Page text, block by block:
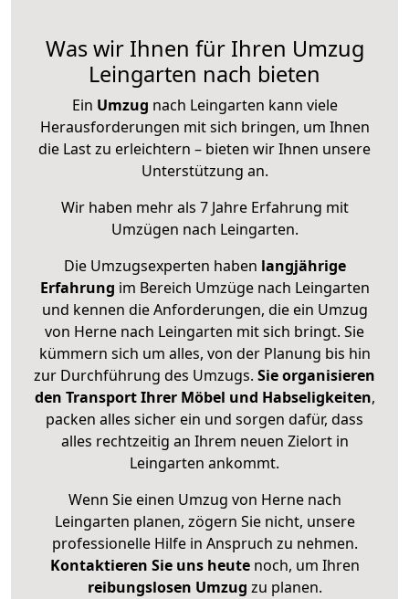
Was wir Ihnen für Ihren Umzug
Leingarten nach bieten
Ein Umzug nach Leingarten kann viele
Herausforderungen mit sich bringen, um Ihnen
die Last zu erleichtern – bieten wir Ihnen unsere
Unterstützung an.
Wir haben mehr als 7 Jahre Erfahrung mit
Umzügen nach Leingarten.
Die Umzugsexperten haben langjährige
Erfahrung im Bereich Umzüge nach Leingarten
und kennen die Anforderungen, die ein Umzug
von Herne nach Leingarten mit sich bringt. Sie
kümmern sich um alles, von der Planung bis hin
zur Durchführung des Umzugs. Sie organisieren
den Transport Ihrer Möbel und Habseligkeiten,
packen alles sicher ein und sorgen dafür, dass
alles rechtzeitig an Ihrem neuen Zielort in
Leingarten ankommt.
Wenn Sie einen Umzug von Herne nach
Leingarten planen, zögern Sie nicht, unsere
professionelle Hilfe in Anspruch zu nehmen.
Kontaktieren Sie uns heutenoch, um Ihren
reibungslosen Umzug zu planen.